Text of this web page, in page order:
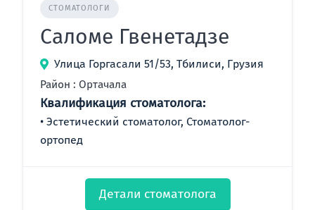
СТОМАТОЛОГИ
Саломе Гвенетадзе
Улица Горгасали 51/53, Тбилиси, Грузия
Район : Ортачала
Квалификация стоматолога:
Эстетический стоматолог, Стоматолог-
ортопед
Детали стоматолога